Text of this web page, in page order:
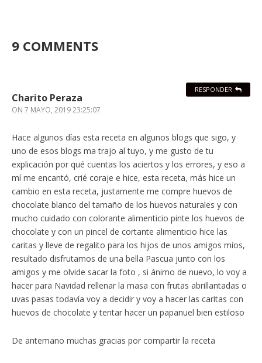
9 COMMENTS
Charito Peraza
ON 7 MAYO, 2019 23:25:07
Hace algunos días esta receta en algunos blogs que sigo, y
uno de esos blogs ma trajo al tuyo, y me gusto de tu
explicación por qué cuentas los aciertos y los errores, y eso a
mí me encantó, crié coraje e hice, esta receta, más hice un
cambio en esta receta, justamente me compre huevos de
chocolate blanco del tamaño de los huevos naturales y con
mucho cuidado con colorante alimenticio pinte los huevos de
chocolate y con un pincel de cortante alimenticio hice las
caritas y lleve de regalito para los hijos de unos amigos míos,
resultado disfrutamos de una bella Pascua junto con los
amigos y me olvide sacar la foto , si ánimo de nuevo, lo voy a
hacer para Navidad rellenar la masa con frutas abrillantadas o
uvas pasas todavía voy a decidir y voy a hacer las caritas con
huevos de chocolate y tentar hacer un papanuel bien estiloso
De antemano muchas gracias por compartir la receta
RESPONDER